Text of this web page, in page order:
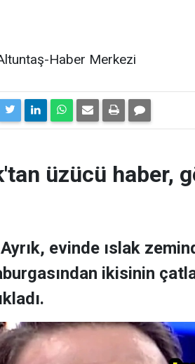
Haber Merkezi
üzücü haber,
evinde ıslak
ikisinin